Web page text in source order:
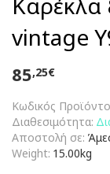
vintage
Κωδικός
Διαθεσιμότητα:
Αποστολή σε:
Weight: 15.00kg
85,25€